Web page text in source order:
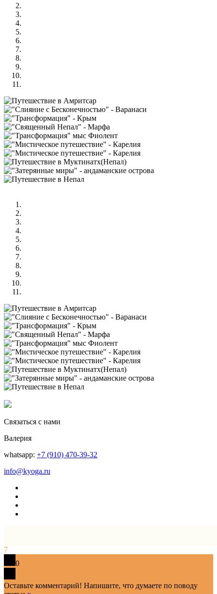
Связаться с нами
Валерия
whatsapp: +7 (910) 470-39-32
info@kyoga.ru
7
0
Оставьте комментарий! Напишите, что думаете по поводу